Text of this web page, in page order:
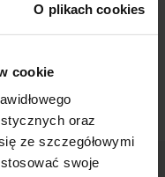
O plikach cookies
cookie
oraz
ze szczegółowymi
swoje